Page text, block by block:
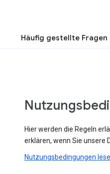
Häufig gestellte Fragen
Hier werden die Regeln
erklären, wenn Sie unsere
Nutzungsbedingungen